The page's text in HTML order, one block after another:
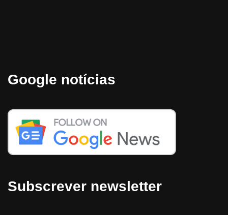
Google notícias
Subscrever newsletter